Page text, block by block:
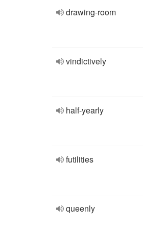
drawing-room
vindictively
half-yearly
futilities
queenly